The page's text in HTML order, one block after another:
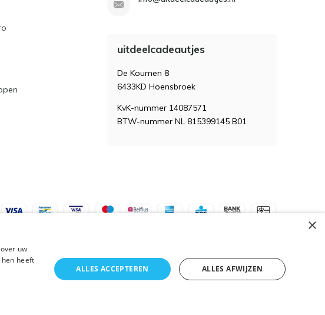
uitdeelcadeautjes
De Koumen 8
6433KD Hoensbroek
KvK-nummer 14087571
BTW-nummer NL 815399145 B01
Algemene voorwaarden RSS-feed Sitemap
×
uw
heeft
ALLES ACCEPTEREN ALLES AFWIJZEN